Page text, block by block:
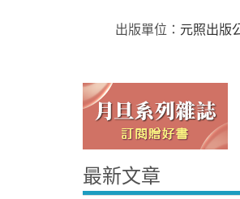
出版單位： 元照出版
最新文章